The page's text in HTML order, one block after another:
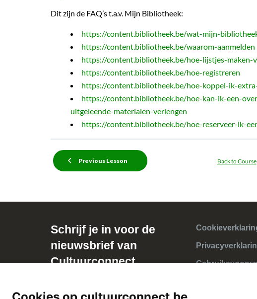
Dit zijn de FAQ’s t.a.v. Mijn Bibliotheek:
https://content.bibliotheek.be/wat-mijn-
https://content.bibliotheek.be/waarom-aanmelden
https://content.bibliotheek.be/hoe-lijstjes-
https://content.bibliotheek.be/hoe-registreren
https://content.bibliotheek.be/hoe-koppel-ik-
https://content.bibliotheek.be/hoe-kan-ik-een-
uitgeleende-materialen-verlengen
https://content.bibliotheek.be/hoe-reserveer-ik-
Previous Lesson Back to Course
Schrijf je in voor de
nieuwsbrief van
Cultuurconnect